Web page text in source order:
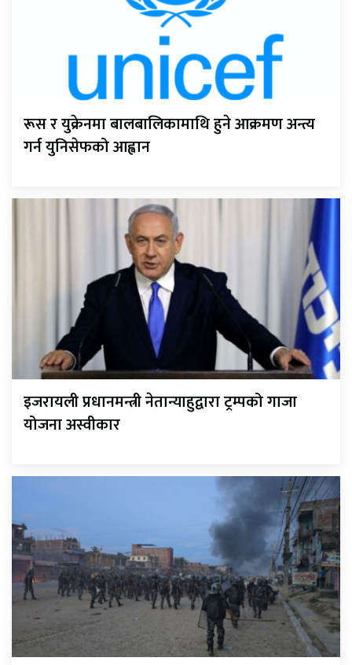
रूस र युक्रेनमा बालबालिकामाथि हुने आक्रमण अन्त्य
गर्न युनिसेफको आह्वान
इजरायली प्रधानमन्त्री नेतान्याहुद्वारा ट्रम्पको गाजा
योजना अस्वीकार